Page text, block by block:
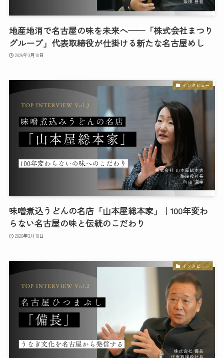
地産地消で名古屋の味を未来へ──「株式会社まつり
グループ」代表取締役が仕掛ける新たな名古屋めし
2026年3月10日
インタビュー
味噌煮込うどんの名店「山本屋総本家」｜100年変わ
らない名古屋の味と伝統のこだわり
2026年3月10日
インタビュー